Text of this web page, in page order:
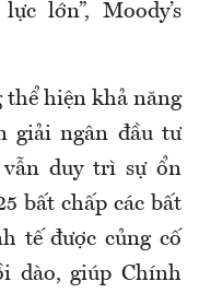
lớn”, Moody’s
thể hiện khả năng
giải ngân đầu tư
duy trì sự ổn
bất chấp các bất
tế được củng cố
dào, giúp Chính